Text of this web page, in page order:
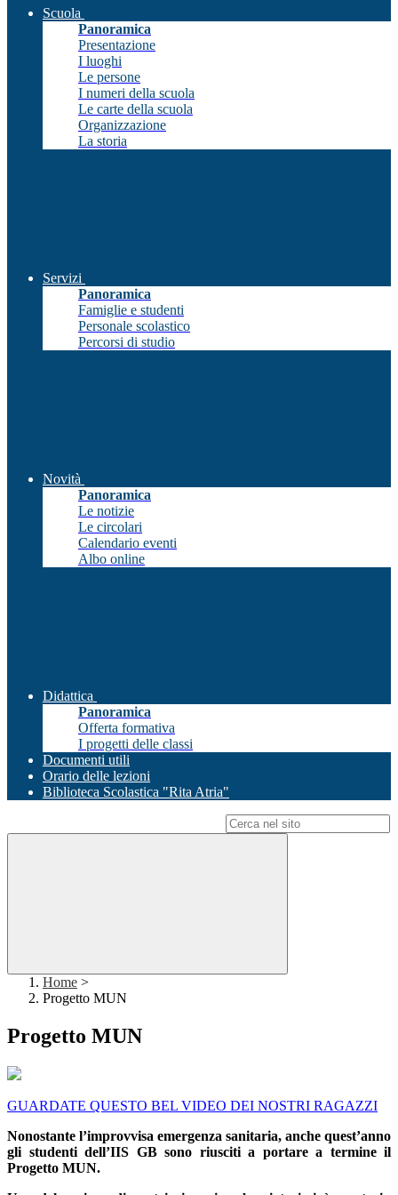
Scuola
Panoramica
Presentazione
I luoghi
Le persone
I numeri della scuola
Le carte della scuola
Organizzazione
La storia
Servizi
Panoramica
Famiglie e studenti
Personale scolastico
Percorsi di studio
Novità
Panoramica
Le notizie
Le circolari
Calendario eventi
Albo online
Didattica
Panoramica
Offerta formativa
I progetti delle classi
Documenti utili
Orario delle lezioni
Biblioteca Scolastica "Rita Atria"
Home >
Progetto MUN
Progetto MUN
GUARDATE QUESTO BEL VIDEO DEI NOSTRI RAGAZZI
Nonostante l’improvvisa emergenza sanitaria, anche quest’anno
gli studenti dell’IIS GB sono riusciti a portare a termine il
Progetto MUN.